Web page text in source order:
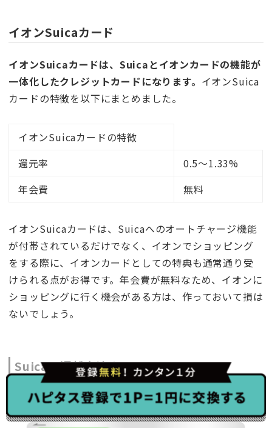
イオンSuicaカード
イオンSuicaカードは、Suicaとイオンカードの機能が
一体化したクレジットカードになります。 イオンSuica
カードの特徴を以下にまとめました。
イオンSuicaカードの特徴
還元率
0.5〜1.33%
年会費
無料
イオンSuicaカードは、Suicaへのオートチャージ機能
が付帯されているだけでなく、イオンでショッピング
をする際に、イオンカードとしての特典も通常通り受
けられる点がお得です。年会費が無料なため、イオンに
ショッピングに行く機会がある方は、作っておいて損は
ないでしょう。
Suicaの返却方法まとめ